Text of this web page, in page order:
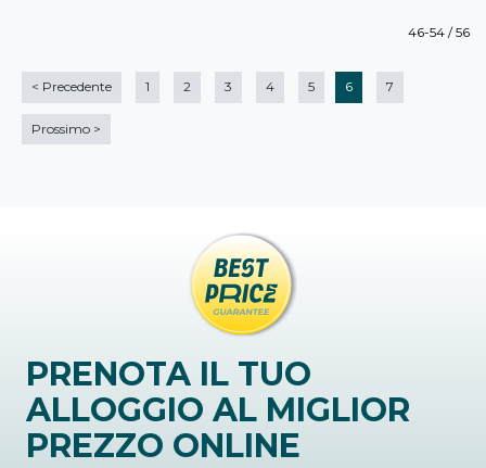
46-54 / 56
< Precedente 1 2 3 4 5 6 7
Prossimo >
PRENOTA IL TUO
ALLOGGIO AL MIGLIOR
PREZZO ONLINE